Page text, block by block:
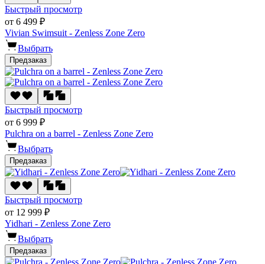
Быстрый просмотр
от 6 499 ₽
Vivian Swimsuit - Zenless Zone Zero
Выбрать
Предзаказ
Быстрый просмотр
от 6 999 ₽
Pulchra on a barrel - Zenless Zone Zero
Выбрать
Предзаказ
Быстрый просмотр
от 12 999 ₽
Yidhari - Zenless Zone Zero
Выбрать
Предзаказ